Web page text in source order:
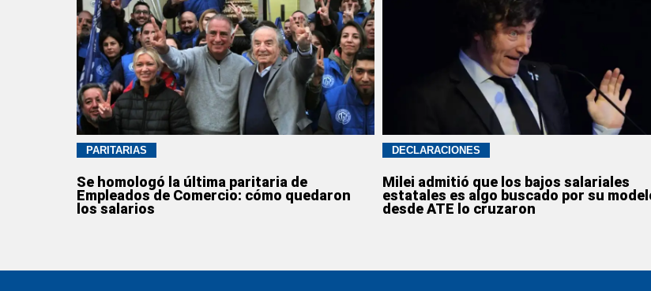
PARITARIAS
Se homologó la última paritaria de
Empleados de Comercio: cómo quedaron
los salarios
DECLARACIONES
Milei admitió que los bajos salariales
estatales es algo buscado por su
desde ATE lo cruzaron